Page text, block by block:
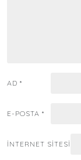
AD *
E-POSTA *
İNTERNET SITESI